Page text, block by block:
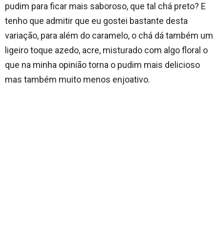
pudim para ficar mais saboroso, que tal chá preto? E
tenho que admitir que eu gostei bastante desta
variação, para além do caramelo, o chá dá também um
ligeiro toque azedo, acre, misturado com algo floral o
que na minha opinião torna o pudim mais delicioso
mas também muito menos enjoativo.